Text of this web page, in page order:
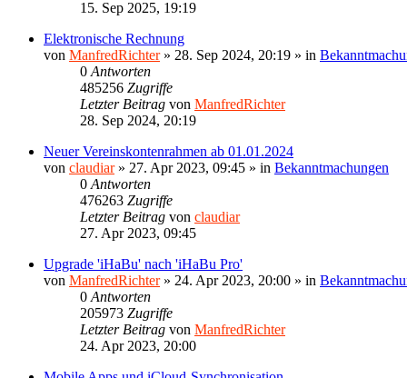
15. Sep 2025, 19:19
Elektronische Rechnung
von ManfredRichter» 28. Sep 2024, 20:19 » in
0 Antworten
485256 Zugriffe
Letzter Beitrag von ManfredRichter
28. Sep 2024, 20:19
Neuer Vereinskontenrahmen ab 01.01.2024
von claudiar» 27. Apr 2023, 09:45 » in Bekanntmachungen
0 Antworten
476263 Zugriffe
Letzter Beitrag von claudiar
27. Apr 2023, 09:45
Upgrade 'iHaBu' nach 'iHaBu Pro'
von ManfredRichter» 24. Apr 2023, 20:00 » in
0 Antworten
205973 Zugriffe
Letzter Beitrag von ManfredRichter
24. Apr 2023, 20:00